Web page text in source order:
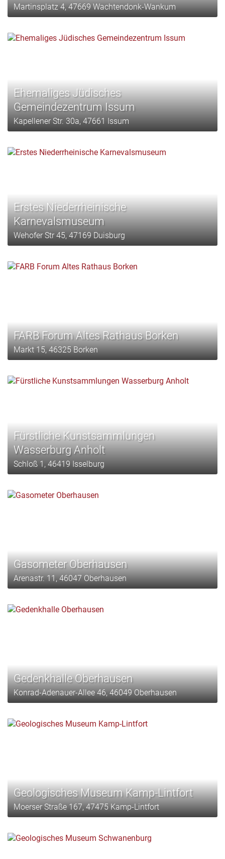
Martinsplatz 4, 47669 Wachtendonk-Wankum
Ehemaliges Jüdisches
Gemeindezentrum Issum
Kapellener Str. 30a, 47661 Issum
Erstes Niederrheinische
Karnevalsmuseum
Wehofer Str 45, 47169 Duisburg
FARB Forum Altes Rathaus Borken
Markt 15, 46325 Borken
Fürstliche Kunstsammlungen
Wasserburg Anholt
Schloß 1, 46419 Isselburg
Gasometer Oberhausen
Arenastr. 11, 46047 Oberhausen
Gedenkhalle Oberhausen
Konrad-Adenauer-Allee 46, 46049 Oberhausen
Geologisches Museum Kamp-Lintfort
Moerser Straße 167, 47475 Kamp-Lintfort